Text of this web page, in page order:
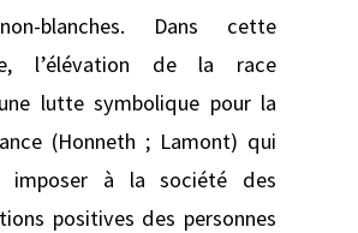
blanches. Dans cette
l’élévation de la race
lutte symbolique pour la
(Honneth ; Lamont) qui
imposer à la société des
positives des personnes